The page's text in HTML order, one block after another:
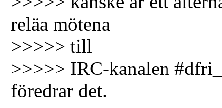
reläa mötena
>>>>> till
>>>>> IRC-kanalen
föredrar det.